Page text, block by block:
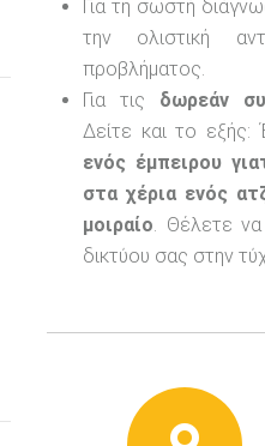
Για τη σωστή
την ολιστική
προβλήματος.
Για τις δωρεάν
Δείτε και το εξής:
ενός έμπειρου
στα χέρια ενός
μοιραίο . Θέλετε
δικτύου σας στην